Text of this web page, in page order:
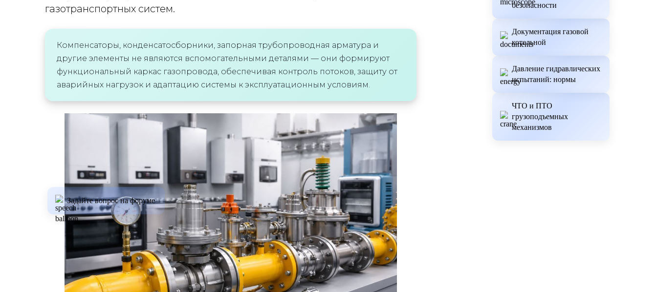
газотранспортных систем.
Компенсаторы, конденсатосборники, запорная трубопроводная арматура и
другие элементы не являются вспомогательными деталями — они формируют
функциональный каркас газопровода, обеспечивая контроль потоков, защиту от
аварийных нагрузок и адаптацию системы к эксплуатационным условиям.
безопасности
Документация газовой
котельной
Давление гидравлических
испытаний: нормы
ЧТО и ПТО
грузоподъемных
механизмов
Задайте вопрос на форуме